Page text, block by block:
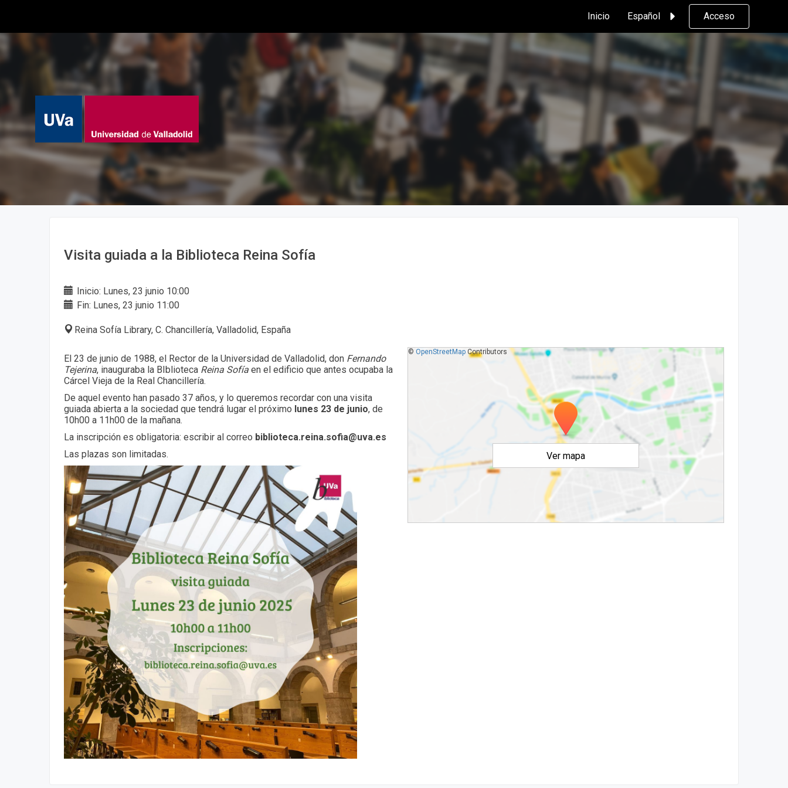
Inicio Español Acceso
Visita guiada a la Biblioteca Reina Sofía
Inicio: Lunes, 23 junio 10:00
Fin: Lunes, 23 junio 11:00
Reina Sofía Library, C. Chancillería, Valladolid, España
El 23 de junio de 1988, el Rector de la Universidad de Valladolid, don Fernando
Tejerina, inauguraba la BIblioteca Reina Sofía en el edificio que antes ocupaba la
Cárcel Vieja de la Real Chancillería.
De aquel evento han pasado 37 años, y lo queremos recordar con una visita
guiada abierta a la sociedad que tendrá lugar el próximo lunes 23 de junio, de
10h00 a 11h00 de la mañana.
La inscripción es obligatoria: escribir al correo biblioteca.reina.sofia@uva.es
Las plazas son limitadas.
Ver mapa
© OpenStreetMapContributors